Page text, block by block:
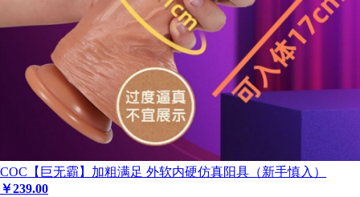
COC【巨无霸】加粗满足 外软内硬仿真阳具（新手慎入）
￥239.00